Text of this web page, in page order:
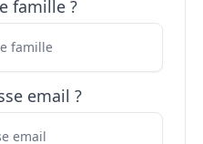
famille ?
email ?